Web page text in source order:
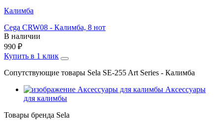
Калимба
Cega CRW08 - Калимба, 8 нот
В наличии
990 ₽
Купить в 1 клик
Сопутствующие товары Sela SE-255 Art Series - Калимба
Аксессуары
для калимбы
Товары бренда Sela